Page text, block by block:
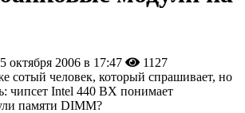
октября 2006 в 17:47
1127
сотый человек, который спрашивает, но
чипсет Intel 440 BX понимает
памяти DIMM?